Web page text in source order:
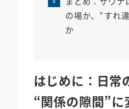
の場か、“すれ
か
はじめに：日常
“関係の隙間”に